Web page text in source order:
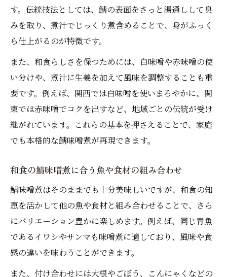
和食に最適な鯖味噌煮の付け合わせと献立
術
鯖味噌煮で実現する和食の健康的な食事習
慣
和食の専門家が教える鯖味噌煮の副菜選び
鯖味噌煮を和食らしく仕上げるダイエット
法
手軽に仕上げる和食式鯖味噌煮レシピ
和食らしい時短鯖味噌煮レシピの選び方
法
和食で話題の鯖味噌煮クックパッド１位レ
す。伝統技法としては、鯖の表面をさっと湯通しして臭
みを取り、煮汁でじっくり煮含めることで、身がふっく
ら仕上がるのが特徴です。
また、和食らしさを保つためには、白味噌や赤味噌の使
い分けや、煮汁に生姜を加えて風味を調整することも重
要です。例えば、関西では白味噌を使いまろやかに、関
東では赤味噌でコクを出すなど、地域ごとの伝統が受け
継がれています。これらの基本を押さえることで、家庭
でも本格的な鯖味噌煮が再現できます。
和食の鯖味噌煮に合う魚や食材の組み合わせ
鯖味噌煮はそのままでも十分美味しいですが、和食の知
恵を活かして他の魚や食材と組み合わせることで、さら
にバリエーション豊かに楽しめます。例えば、同じ青魚
であるイワシやサンマも味噌煮に適しており、風味や食
感の違いを味わうことができます。
また、付け合わせには大根やごぼう、こんにゃくなどの